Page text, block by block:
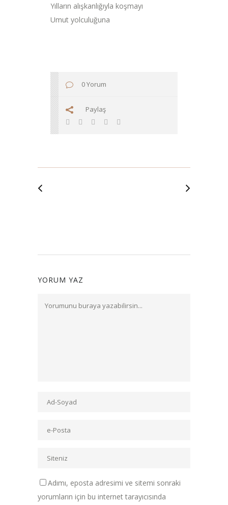
Yılların alışkanlığıyla koşmayı
Umut yolculuğuna
0 Yorum
Paylaş
YORUM YAZ
Adımı, eposta adresimi ve sitemi sonraki
yorumların için bu internet tarayıcısında